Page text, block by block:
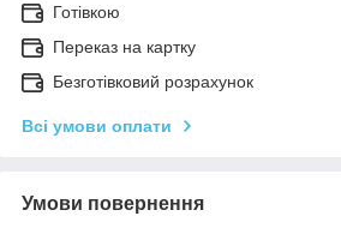
Готівкою
Переказ на картку
Безготівковий розрахунок
Всі умови оплати
Умови повернення